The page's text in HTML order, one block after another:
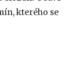
kterého se